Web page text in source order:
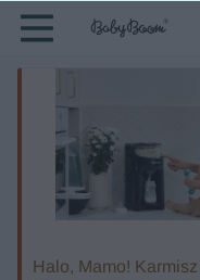
Halo, Mamo!